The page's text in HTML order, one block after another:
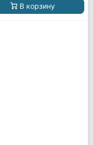
В корзину